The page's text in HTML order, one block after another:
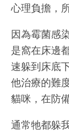
心理負擔，
因為霉菌感
是窩在床邊
速躲到床底
他治療的難
貓咪，在防
通常牠都躲